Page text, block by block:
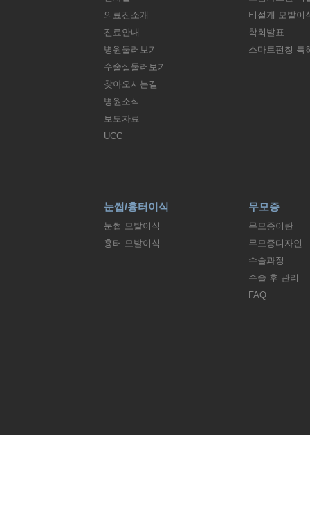
의료진소개
진료안내
병원둘러보기
수술실둘러보기
찾아오시는길
병원소식
보도자료
UCC
비절개 모발이
학회발표
스마트펀칭 특
눈썹/흉터이식
눈썹 모발이식
흉터 모발이식
무모증
무모증이란
무모증디자인
수술과정
수술 후 관리
FAQ